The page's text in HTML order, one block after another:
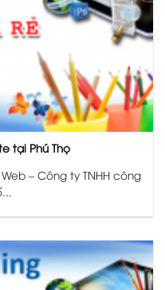
tại Phú Thọ
– Công ty TNHH công